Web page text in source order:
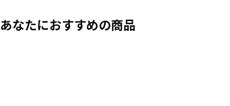
あなたにおすすめの商品